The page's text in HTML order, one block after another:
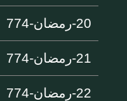
20-رمضان-774
21-رمضان-774
22-رمضان-774